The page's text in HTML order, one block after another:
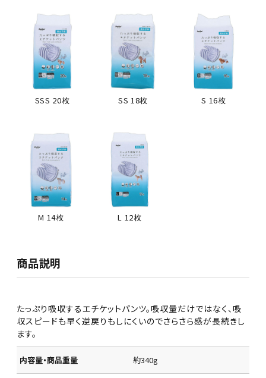
SSS 20枚 SS 18枚 S 16枚
M 14枚 L 12枚
商品説明
たっぷり吸収するエチケットパンツ。吸収量だけではなく、吸
収スピードも早く逆戻りもしにくいのでさらさら感が長続きし
ます。
内容量・商品重量 約340g